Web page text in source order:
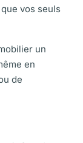
vos seuls
un
en
de